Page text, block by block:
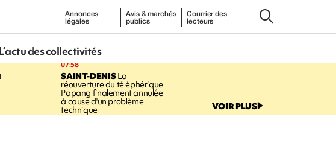
Annonces
légales
Avis & marchés
publics
Courrier des
lecteurs
des collectivités
07:58
SAINT-DENISLa
réouverture du téléphérique
Papang finalement annulée
à cause d'un problème
technique VOIR PLUS